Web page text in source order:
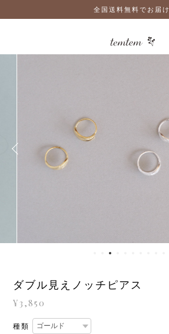
全国送料無料でお届け
ダブル見えノッチピアス
¥3,850
種類